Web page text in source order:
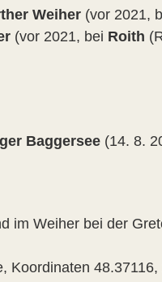
Weiher (vor 2021,
(vor 2021, bei Roith
Baggersee (14. 8.
im Weiher bei der
Koordinaten